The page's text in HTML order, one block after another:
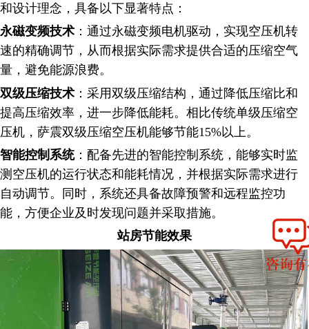
和设计理念，具备以下显著特点：
永磁变频技术 ：通过永磁变频电机驱动，实现空压机转
速的精确调节，从而根据实际需求提供合适的压缩空气
量，避免能源浪费。
双级压缩技术 ：采用双级压缩结构，通过降低压缩比和
提高压缩效率，进一步降低能耗。相比传统单级压缩空
压机，萨震双级压缩空压机能够节能15%以上。
智能控制系统：配备先进的智能控制系统，能够实时监
测空压机的运行状态和能耗情况，并根据实际需求进行
自动调节。同时，系统还具备故障预警和远程监控功
能，方便企业及时发现问题并采取措施。
站房节能效果